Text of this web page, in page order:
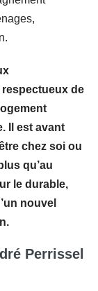
de
Il est avant
chez soi ou
qu’au
le durable,
nouvel
Perrissel